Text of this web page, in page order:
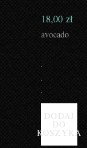
18,00zł
avocado
AWOKADO
DODAJ
DO
KOSZYKA